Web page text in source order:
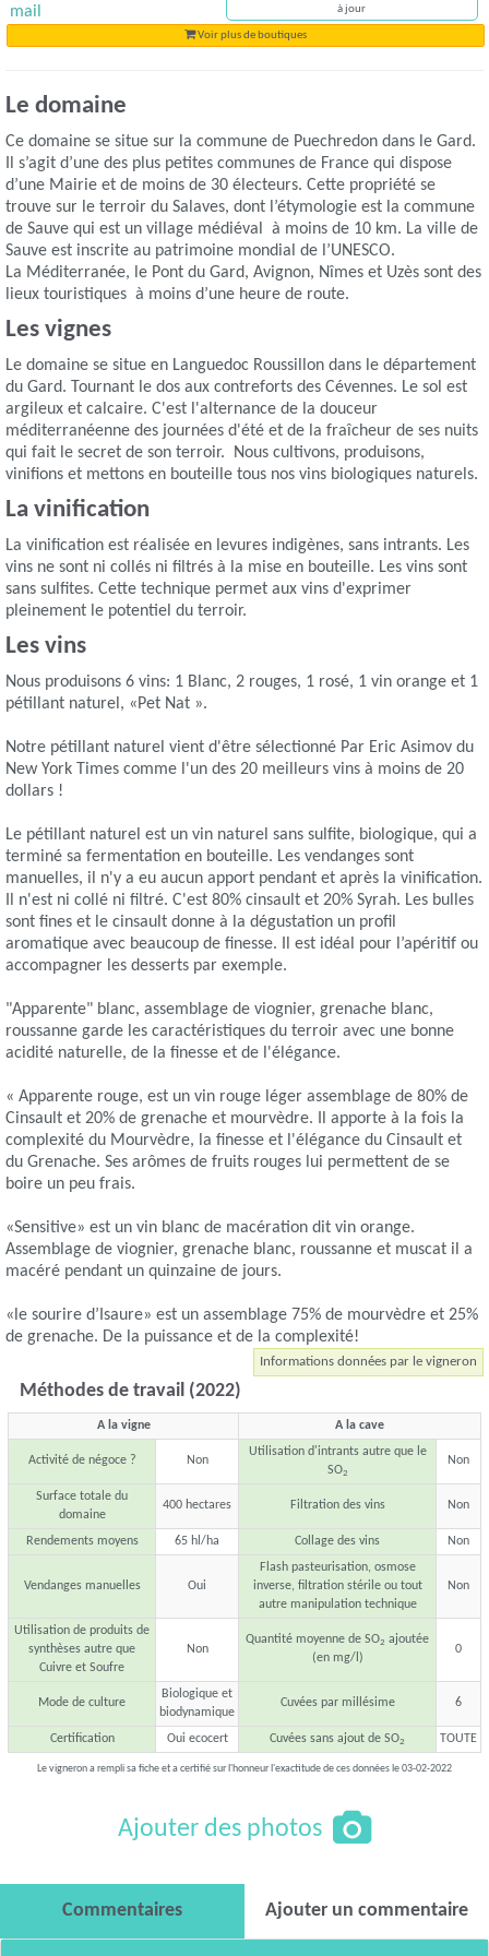
mail
à jour
Voir plus de boutiques
Le domaine
Ce domaine se situe sur la commune de Puechredon dans le Gard.
Il s’agit d’une des plus petites communes de France qui dispose
d’une Mairie et de moins de 30 électeurs. Cette propriété se
trouve sur le terroir du Salaves, dont l’étymologie est la commune
de Sauve qui est un village médiéval à moins de 10 km. La ville de
Sauve est inscrite au patrimoine mondial de l’UNESCO.
La Méditerranée, le Pont du Gard, Avignon, Nîmes et Uzès sont des
lieux touristiques à moins d’une heure de route.
Les vignes
Le domaine se situe en Languedoc Roussillon dans le département
du Gard. Tournant le dos aux contreforts des Cévennes. Le sol est
argileux et calcaire. C'est l'alternance de la douceur
méditerranéenne des journées d'été et de la fraîcheur de ses nuits
qui fait le secret de son terroir. Nous cultivons, produisons,
vinifions et mettons en bouteille tous nos vins biologiques naturels.
La vinification
La vinification est réalisée en levures indigènes, sans intrants. Les
vins ne sont ni collés ni filtrés à la mise en bouteille. Les vins sont
sans sulfites. Cette technique permet aux vins d'exprimer
pleinement le potentiel du terroir.
Les vins
Nous produisons 6 vins: 1 Blanc, 2 rouges, 1 rosé, 1 vin orange et 1
pétillant naturel, «Pet Nat ».
Notre pétillant naturel vient d'être sélectionné Par Eric Asimov du
New York Times comme l'un des 20 meilleurs vins à moins de 20
dollars !
Le pétillant naturel est un vin naturel sans sulfite, biologique, qui a
terminé sa fermentation en bouteille. Les vendanges sont
manuelles, il n'y a eu aucun apport pendant et après la vinification.
Il n'est ni collé ni filtré. C'est 80% cinsault et 20% Syrah. Les bulles
sont fines et le cinsault donne à la dégustation un profil
aromatique avec beaucoup de finesse. Il est idéal pour l’apéritif ou
accompagner les desserts par exemple.
"Apparente" blanc, assemblage de viognier, grenache blanc,
roussanne garde les caractéristiques du terroir avec une bonne
acidité naturelle, de la finesse et de l'élégance.
« Apparente rouge, est un vin rouge léger assemblage de 80% de
Cinsault et 20% de grenache et mourvèdre. Il apporte à la fois la
complexité du Mourvèdre, la finesse et l'élégance du Cinsault et
du Grenache. Ses arômes de fruits rouges lui permettent de se
boire un peu frais.
«Sensitive» est un vin blanc de macération dit vin orange.
Assemblage de viognier, grenache blanc, roussanne et muscat il a
macéré pendant un quinzaine de jours.
«le sourire d’Isaure» est un assemblage 75% de mourvèdre et 25%
de grenache. De la puissance et de la complexité!
Informations données par le vigneron
Méthodes de travail (2022)
A la vigne A la cave
Activité de négoce ? Non
Utilisation d'intrants autre que le
SO2
Non
Surface totale du
domaine
400 hectares Filtration des vins Non
Rendements moyens 65 hl/ha Collage des vins Non
Vendanges manuelles Oui
Flash pasteurisation, osmose
inverse, filtration stérile ou tout
autre manipulation technique
Non
Utilisation de produits de
synthèses autre que
Cuivre et Soufre
Non
Quantité moyenne de SO2 ajoutée
(en mg/l)
0
Mode de culture
Biologique et
biodynamique
Cuvées par millésime 6
Certification Oui ecocert Cuvées sans ajout de SO2 TOUTE
Le vigneron a rempli sa fiche et a certifié sur l'honneur l'exactitude de ces données le 03-02-2022
Ajouter des photos
Commentaires Ajouter un commentaire